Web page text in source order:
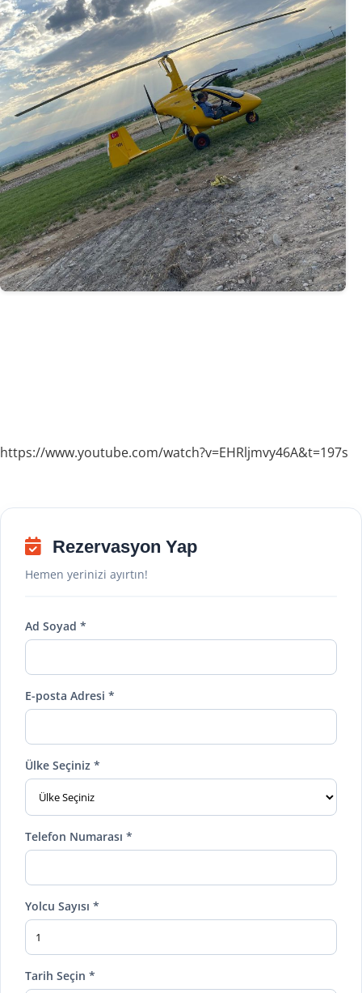
https://www.youtube.com/watch?v=EHRljmvy46A&t=197s
Rezervasyon Yap
Hemen yerinizi ayırtın!
Ad Soyad *
E-posta Adresi *
Ülke Seçiniz *
Telefon Numarası *
Yolcu Sayısı *
Tarih Seçin *